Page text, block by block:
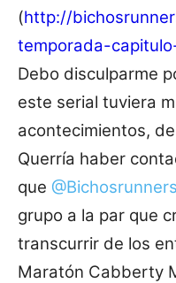
(http://
temporada-
Debo disculparme
este serial tuviera
acontecimientos,
Querría haber
que @Bichosrunners
grupo a la par que
transcurrir de los
Maratón Cabberty